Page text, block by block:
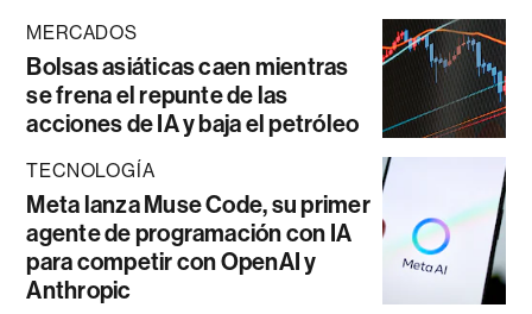
MERCADOS
Bolsas asiáticas caen mientras
se frena el repunte de las
acciones de IA y baja el petróleo
TECNOLOGÍA
Meta lanza Muse Code, su primer
agente de programación con IA
para competir con OpenAI y
Anthropic